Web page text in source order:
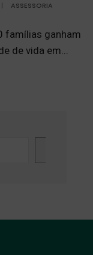
|
ASSESSORIA
famílias ganham
de vida em...